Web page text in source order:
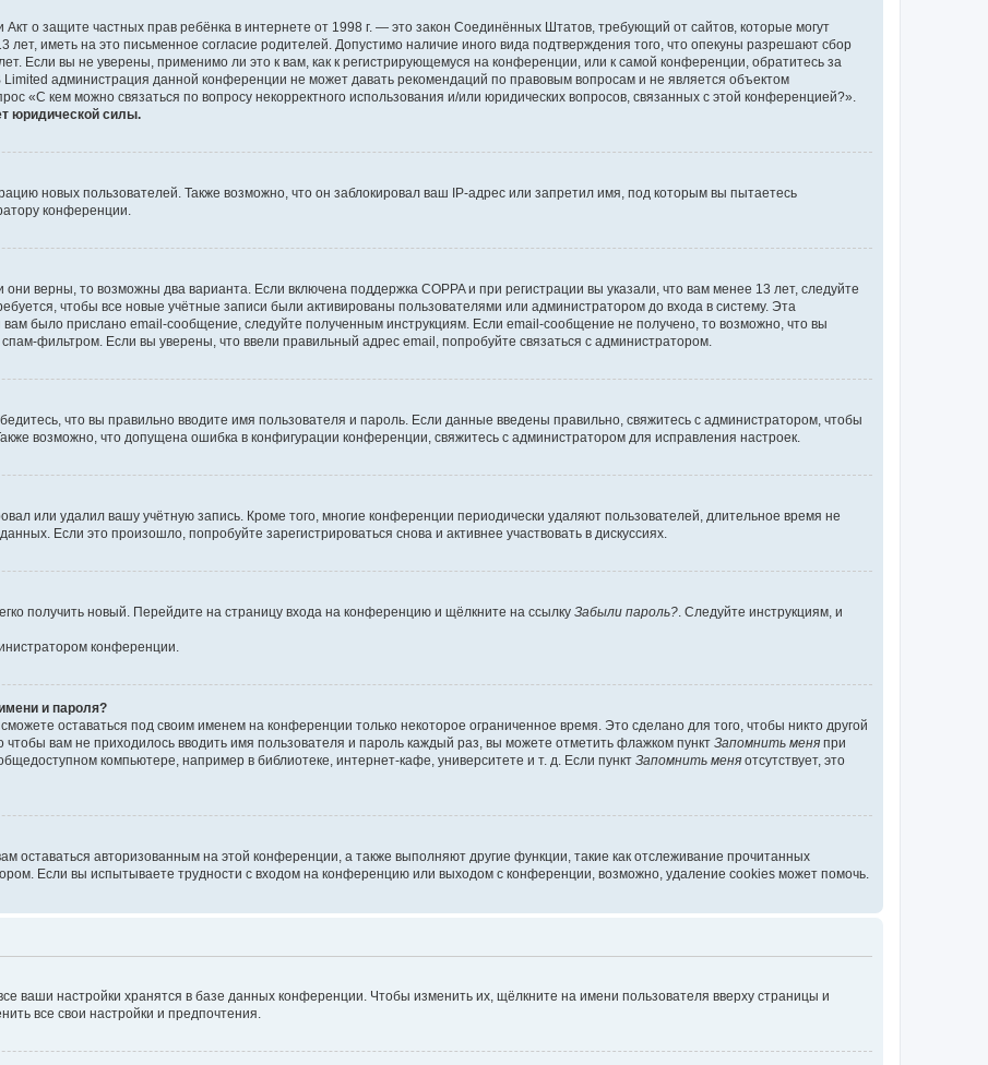
Акт о защите частных прав ребёнка в интернете от 1998 г. — это закон Соединённых Штатов, требующий от сайтов, которые могут
иметь на это письменное согласие родителей. Допустимо наличие иного вида подтверждения того, что опекуны разрешают сбор
Если вы не уверены, применимо ли это к вам, как к регистрирующемуся на конференции, или к самой конференции, обратитесь за
администрация данной конференции не может давать рекомендаций по правовым вопросам и не является объектом
«С кем можно связаться по вопросу некорректного использования и/или юридических вопросов, связанных с этой конференцией?».
юридической силы.
новых пользователей. Также возможно, что он заблокировал ваш IP-адрес или запретил имя, под которым вы пытаетесь
конференции.
верны, то возможны два варианта. Если включена поддержка COPPA и при регистрации вы указали, что вам менее 13 лет, следуйте
чтобы все новые учётные записи были активированы пользователями или администратором до входа в систему. Эта
было прислано email-сообщение, следуйте полученным инструкциям. Если email-сообщение не получено, то возможно, что вы
фильтром. Если вы уверены, что ввели правильный адрес email, попробуйте связаться с администратором.
что вы правильно вводите имя пользователя и пароль. Если данные введены правильно, свяжитесь с администратором, чтобы
возможно, что допущена ошибка в конфигурации конференции, свяжитесь с администратором для исправления настроек.
или удалил вашу учётную запись. Кроме того, многие конференции периодически удаляют пользователей, длительное время не
Если это произошло, попробуйте зарегистрироваться снова и активнее участвовать в дискуссиях.
получить новый. Перейдите на страницу входа на конференцию и щёлкните на ссылку Забыли пароль? . Следуйте инструкциям, и
конференции.
и пароля?
сможете оставаться под своим именем на конференции только некоторое ограниченное время. Это сделано для того, чтобы никто другой
чтобы вам не приходилось вводить имя пользователя и пароль каждый раз, вы можете отметить флажком пункт Запомнить меня при
компьютере, например в библиотеке, интернет-кафе, университете и т. д. Если пункт Запомнить меня отсутствует, это
оставаться авторизованным на этой конференции, а также выполняют другие функции, такие как отслеживание прочитанных
Если вы испытываете трудности с входом на конференцию или выходом с конференции, возможно, удаление cookies может помочь.
ваши настройки хранятся в базе данных конференции. Чтобы изменить их, щёлкните на имени пользователя вверху страницы и
все свои настройки и предпочтения.